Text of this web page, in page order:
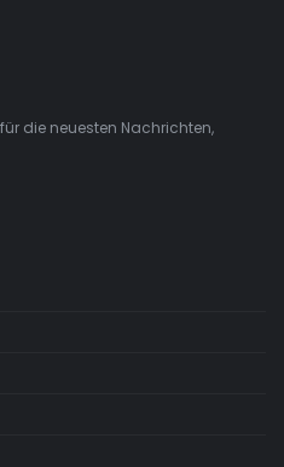
die neuesten Nachrichten,